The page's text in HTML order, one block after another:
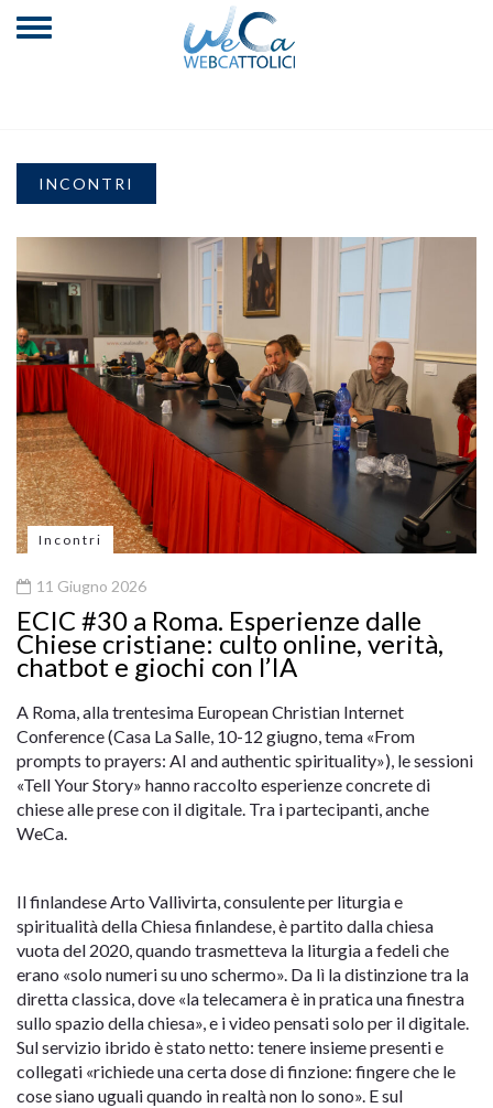
INCONTRI
Incontri
11 Giugno 2026
ECIC #30 a Roma. Esperienze dalle
Chiese cristiane: culto online, verità,
chatbot e giochi con l’IA
A Roma, alla trentesima European Christian Internet
Conference (Casa La Salle, 10-12 giugno, tema «From
prompts to prayers: AI and authentic spirituality»), le sessioni
«Tell Your Story» hanno raccolto esperienze concrete di
chiese alle prese con il digitale. Tra i partecipanti, anche
WeCa.
Il finlandese Arto Vallivirta, consulente per liturgia e
spiritualità della Chiesa finlandese, è partito dalla chiesa
vuota del 2020, quando trasmetteva la liturgia a fedeli che
erano «solo numeri su uno schermo». Da lì la distinzione tra la
diretta classica, dove «la telecamera è in pratica una finestra
sullo spazio della chiesa», e i video pensati solo per il digitale.
Sul servizio ibrido è stato netto: tenere insieme presenti e
collegati «richiede una certa dose di finzione: fingere che le
cose siano uguali quando in realtà non lo sono». E sul